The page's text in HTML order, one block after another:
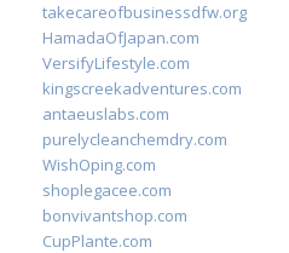
takecareofbusinessdfw.org
HamadaOfJapan.com
VersifyLifestyle.com
kingscreekadventures.com
antaeuslabs.com
purelycleanchemdry.com
WishOping.com
shoplegacee.com
bonvivantshop.com
CupPlante.com